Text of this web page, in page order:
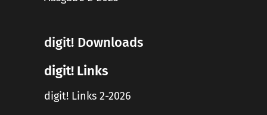
digit! Downloads
digit! Links
digit! Links 2-2026